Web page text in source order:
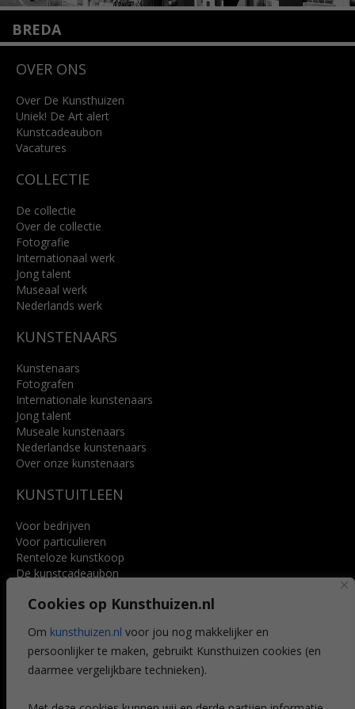
Cookies op Kunsthuizen.nl
Om kunsthuizen.nl voor jou nog makkelijker en
persoonlijker te maken, gebruikt Kunsthuizen cookies (en
daarmee vergelijkbare technieken).
BREDA
4818 SB Breda
info@kunsthuisbreda.nl
Lees meer
OVER ONS
Over De Kunsthuizen
Uniek! De Art alert
Kunstcadeaubon
Vacatures
COLLECTIE
De collectie
Over de collectie
Fotografie
Internationaal werk
Jong talent
Museaal werk
Nederlands werk
KUNSTENAARS
Kunstenaars
Fotografen
Internationale kunstenaars
Jong talent
Museale kunstenaars
Nederlandse kunstenaars
Over onze kunstenaars
KUNSTUITLEEN
Voor bedrijven
Voor particulieren
Renteloze kunstkoop
De kunstcadeaubon
Voordelen
Veelgestelde vragen
CONTACT